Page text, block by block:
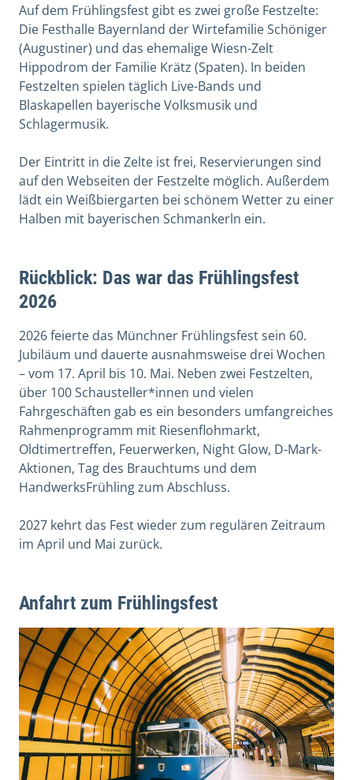
Auf dem Frühlingsfest gibt es zwei große Festzelte:
Die Festhalle Bayernland der Wirtefamilie Schöniger
(Augustiner) und das ehemalige Wiesn-Zelt
Hippodrom der Familie Krätz (Spaten). In beiden
Festzelten spielen täglich Live-Bands und
Blaskapellen bayerische Volksmusik und
Schlagermusik.
Der Eintritt in die Zelte ist frei, Reservierungen sind
auf den Webseiten der Festzelte möglich. Außerdem
lädt ein Weißbiergarten bei schönem Wetter zu einer
Halben mit bayerischen Schmankerln ein.
Rückblick: Das war das Frühlingsfest
2026
2026 feierte das Münchner Frühlingsfest sein 60.
Jubiläum und dauerte ausnahmsweise drei Wochen
– vom 17. April bis 10. Mai. Neben zwei Festzelten,
über 100 Schausteller*innen und vielen
Fahrgeschäften gab es ein besonders umfangreiches
Rahmenprogramm mit Riesenflohmarkt,
Oldtimertreffen, Feuerwerken, Night Glow, D-Mark-
Aktionen, Tag des Brauchtums und dem
HandwerksFrühling zum Abschluss.
2027 kehrt das Fest wieder zum regulären Zeitraum
im April und Mai zurück.
Anfahrt zum Frühlingsfest